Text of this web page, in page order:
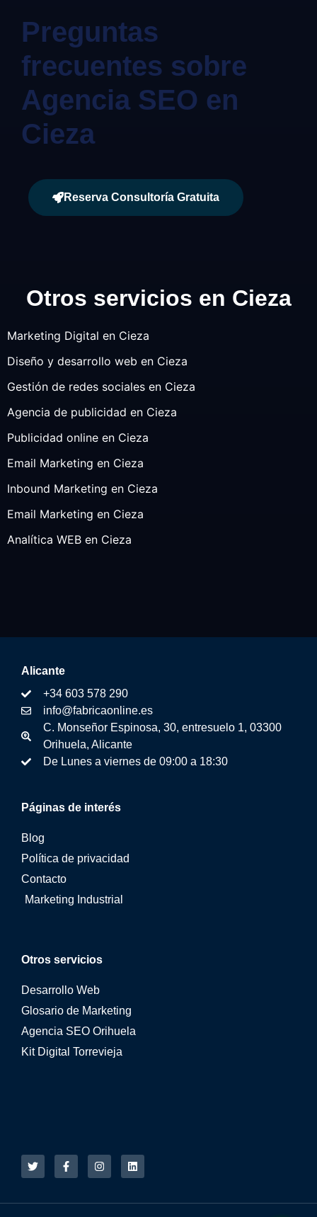
Preguntas
frecuentes sobre
Agencia SEO en
Cieza
Reserva Consultoría Gratuita
Otros servicios en Cieza
Marketing Digital en Cieza
Diseño y desarrollo web en Cieza
Gestión de redes sociales en Cieza
Agencia de publicidad en Cieza
Publicidad online en Cieza
Email Marketing en Cieza
Inbound Marketing en Cieza
Email Marketing en Cieza
Analítica WEB en Cieza
Otros servicios
Desarrollo Web
Glosario de Marketing
Agencia SEO Orihuela
Kit Digital Torrevieja
Páginas de interés
Blog
Política de privacidad
Contacto
Marketing Industrial
Alicante
+34 603 578 290
info@fabricaonline.es
C. Monseñor Espinosa, 30, entresuelo 1, 03300
Orihuela, Alicante
De Lunes a viernes de 09:00 a 18:30